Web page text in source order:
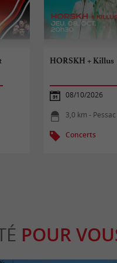
HORSKH + Killus
08/10/2026
3,0 km - Pessac
Concerts
POUR